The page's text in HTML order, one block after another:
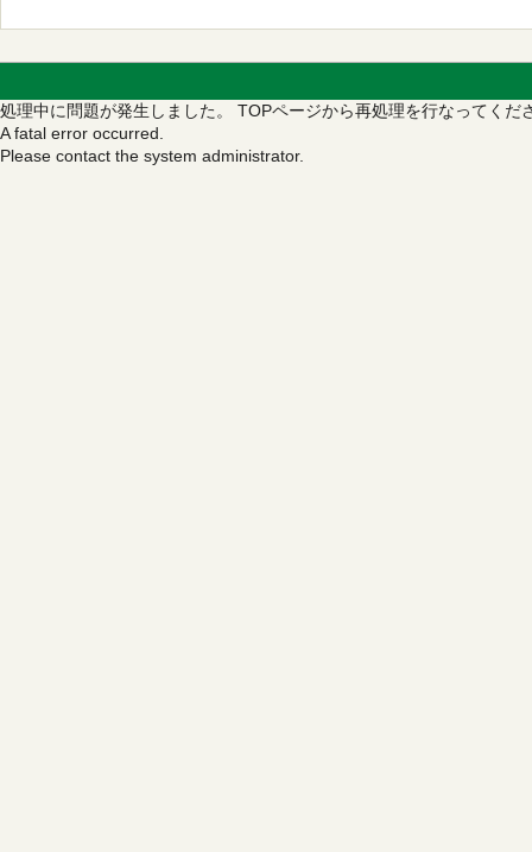
処理中に問題が発生しました。 TOPページから再処理を行なってくだ
A fatal error occurred.
Please contact the system administrator.